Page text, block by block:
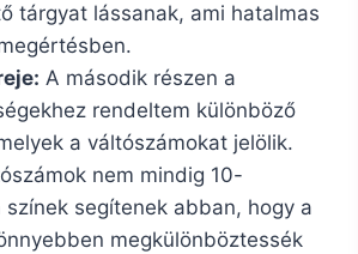
tárgyat lássanak, ami hatalmas
A második részen a
rendeltem különböző
a váltószámokat jelölik.
nem mindig 10-
színek segítenek abban, hogy a
megkülönböztessék